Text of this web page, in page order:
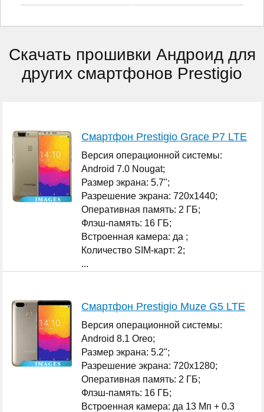
Скачать прошивки Андроид для
других смартфонов Prestigio
Смартфон Prestigio Grace P7 LTE
Версия операционной системы:
Android 7.0 Nougat;
Размер экрана: 5.7";
Разрешение экрана: 720x1440;
Оперативная память: 2 ГБ;
Флэш-память: 16 ГБ;
Встроенная камера: да ;
Количество SIM-карт: 2;
...
Смартфон Prestigio Muze G5 LTE
Версия операционной системы:
Android 8.1 Oreo;
Размер экрана: 5.2";
Разрешение экрана: 720x1280;
Оперативная память: 2 ГБ;
Флэш-память: 16 ГБ;
Встроенная камера: да 13 Мп + 0.3